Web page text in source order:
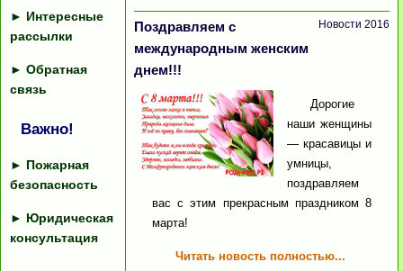
► Интересные
рассылки
► Обратная
связь
Важно!
► Пожарная
безопасность
► Юридическая
консультация
Поздравляем с
международным женским
днем!!!
Новости 2016
Дорогие
наши женщины
— красавицы и
умницы,
поздравляем
вас с этим прекрасным праздником 8
марта!
Читать новость полностью...